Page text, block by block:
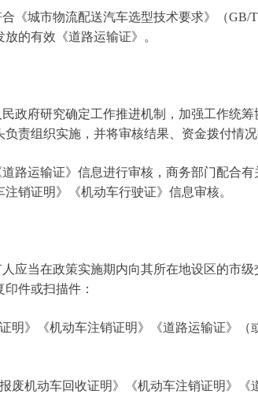
城市物流配送汽车选型技术要求》（GB/
的有效《道路运输证》。
府研究确定工作推进机制，加强工作统筹
责组织实施，并将审核结果、资金拨付情
运输证》信息进行审核，商务部门配合有
销证明》《机动车行驶证》信息审核。
当在政策实施期内向其所在地设区的市级
件或扫描件：
》《机动车注销证明》《道路运输证》（
机动车回收证明》《机动车注销证明》《